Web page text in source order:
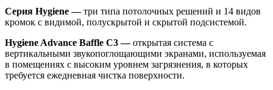
Серия Hygiene —три типа потолочных решений и 14 видов
кромок с видимой, полускрытой и скрытой подсистемой.
Hygiene Advance Baffle C3 —открытая система с
вертикальными звукопоглощающими экранами, используемая
в помещениях с высоким уровнем загрязнения, в которых
требуется ежедневная чистка поверхности.